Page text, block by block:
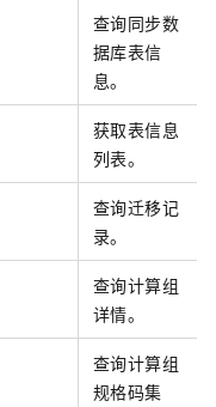
查询同步数
据库表信
息。
获取表信息
列表。
查询迁移记
录。
查询计算组
详情。
查询计算组
规格码集